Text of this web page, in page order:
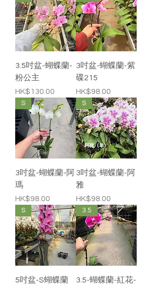
3.5吋盆-蝴蝶蘭-
粉公主
價格
HK$130.00
3吋盆-蝴蝶蘭-紫
碟215
價格
HK$98.00
S
3吋盆-蝴蝶蘭-阿
瑪
價格
HK$98.00
S
3吋盆-蝴蝶蘭-阿
雅
價格
HK$98.00
S
5吋盆-S蝴蝶蘭
3.5
3.5-蝴蝶蘭-紅花-